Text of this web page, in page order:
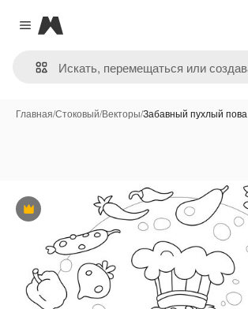
Close menu
Magnific
Главная/Стоковый/Векторы/Забавный пухлый
Премиум